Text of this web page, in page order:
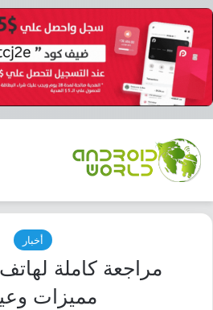
أخبار
مميزات